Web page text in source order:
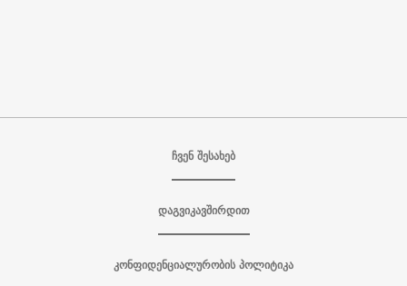
ჩვენ შესახებ
დაგვიკავშირდით
კონფიდენციალურობის პოლიტიკა